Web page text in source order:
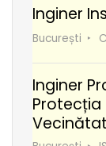
Inginer
București
Inginer
Protecția